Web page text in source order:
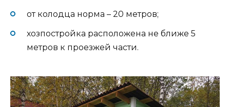
от колодца норма – 20 метров;
хозпостройка расположена не ближе 5
метров к проезжей части.